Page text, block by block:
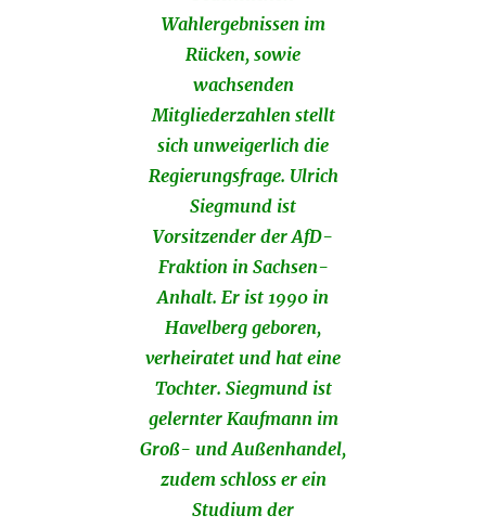
Wahlergebnissen im
Rücken, sowie
wachsenden
Mitgliederzahlen stellt
sich unweigerlich die
Regierungsfrage. Ulrich
Siegmund ist
Vorsitzender der AfD-
Fraktion in Sachsen-
Anhalt. Er ist 1990 in
Havelberg geboren,
verheiratet und hat eine
Tochter. Siegmund ist
gelernter Kaufmann im
Groß- und Außenhandel,
zudem schloss er ein
Studium der